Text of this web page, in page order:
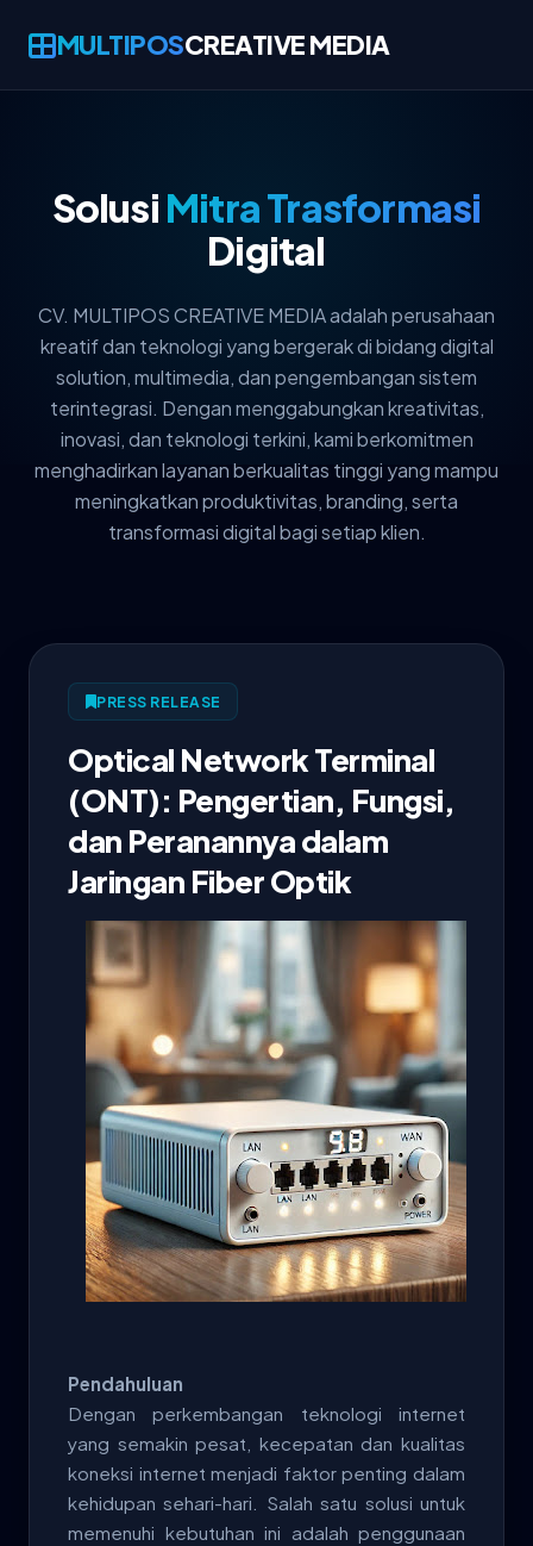
MULTIPOSCREATIVE MEDIA
Solusi Mitra Trasformasi
Digital
CV. MULTIPOS CREATIVE MEDIA adalah perusahaan
kreatif dan teknologi yang bergerak di bidang digital
solution, multimedia, dan pengembangan sistem
terintegrasi. Dengan menggabungkan kreativitas,
inovasi, dan teknologi terkini, kami berkomitmen
menghadirkan layanan berkualitas tinggi yang mampu
meningkatkan produktivitas, branding, serta
transformasi digital bagi setiap klien.
PRESS RELEASE
Optical Network Terminal
(ONT): Pengertian, Fungsi,
dan Peranannya dalam
Jaringan Fiber Optik
Pendahuluan
Dengan perkembangan teknologi internet
yang semakin pesat, kecepatan dan kualitas
koneksi internet menjadi faktor penting dalam
kehidupan sehari-hari. Salah satu solusi untuk
memenuhi kebutuhan ini adalah penggunaan